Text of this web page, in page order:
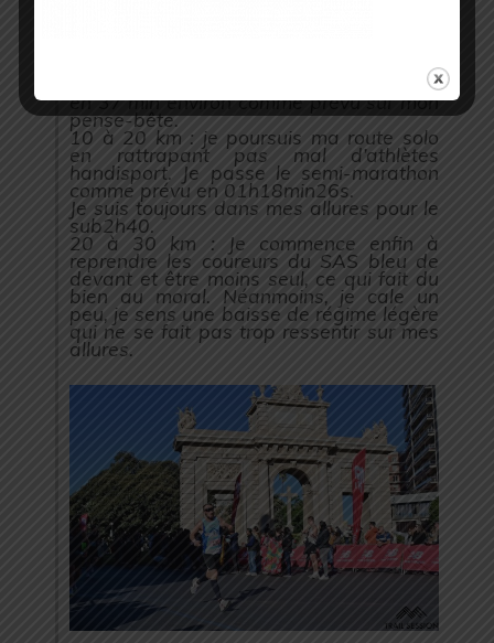
siennes et que j’ai du mal à bien me
caler sur mes allures. Je passe le 10 km
en 37 min environ comme prévu sur mon
pense-bête.
10 à 20 km : je poursuis ma route solo
en rattrapant pas mal d’athlètes
handisport. Je passe le semi-marathon
comme prévu en 01h18min26s.
Je suis toujours dans mes allures pour le
sub2h40.
20 à 30 km : Je commence enfin à
reprendre les coureurs du SAS bleu de
devant et être moins seul, ce qui fait du
bien au moral. Néanmoins, je cale un
peu, je sens une baisse de régime légère
qui ne se fait pas trop ressentir sur mes
allures.